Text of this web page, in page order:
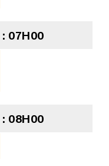
07H00
08H00